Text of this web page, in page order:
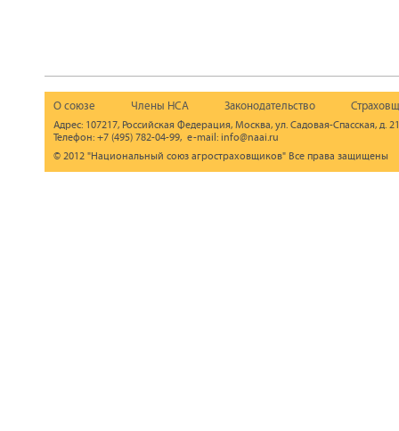
О союзе Члены НСА Законодательство
Адрес: 107217, Российская Федерация, Москва, ул. Садовая-Спасская, д.
Телефон: +7 (495) 782-04-99, e-mail: info@naai.ru
© 2012 "Национальный союз агростраховщиков" Все права защищены